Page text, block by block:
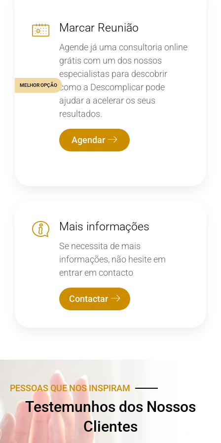
Marcar Reunião
Agende já uma consultoria online
grátis com um dos nossos
especialistas para descobrir
como a Descomplicar pode
ajudar a acelerar os seus
resultados.
Agendar
MELHOR OPÇÃO
Mais informações
Se necessita de mais
informações, não hesite em
entrar em contacto
Contactar
PESSOAS QUE NOS INSPIRAM
Testemunhos dos Nossos
Clientes